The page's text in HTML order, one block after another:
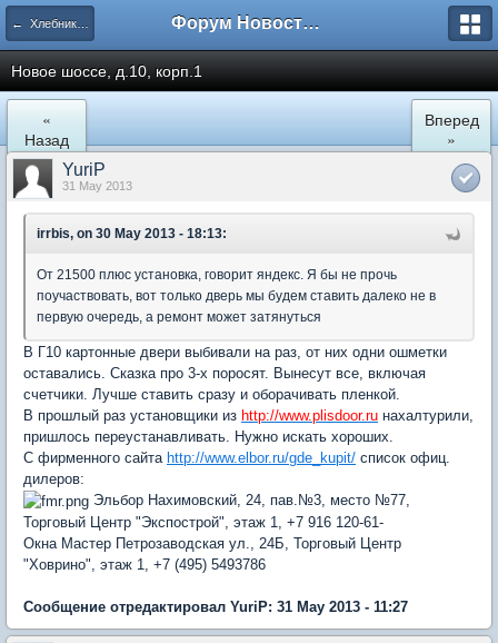
← Хлебниково Форум Новостройки
Новое шоссе, д.10, корп.1
«
Назад
Вперед
»
YuriP
31 May 2013
irrbis, on 30 May 2013 - 18:13:
От 21500 плюс установка, говорит яндекс. Я бы не прочь
поучаствовать, вот только дверь мы будем ставить далеко не в
первую очередь, а ремонт может затянуться
В Г10 картонные двери выбивали на раз, от них одни ошметки
оставались. Сказка про 3-х поросят. Вынесут все, включая
счетчики. Лучше ставить сразу и оборачивать пленкой.
В прошлый раз установщики из http://www.plisdoor.ru нахалтурили,
пришлось переустанавливать. Нужно искать хороших.
С фирменного сайта http://www.elbor.ru/gde_kupit/ список офиц.
дилеров:
Эльбор Нахимовский, 24, пав.№3, место №77,
Торговый Центр "Экспострой", этаж 1, +7 916 120-61-
Окна Мастер Петрозаводская ул., 24Б, Торговый Центр
"Ховрино", этаж 1, +7 (495) 5493786
Сообщение отредактировал YuriP: 31 May 2013 - 11:27